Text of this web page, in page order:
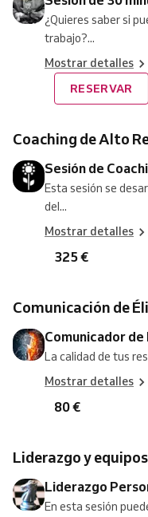
¿Quieres saber si
trabajo?...
Mostrar detalles
RESERVAR
Coaching de Alto
Sesión de
Esta sesión se
del...
Mostrar detalles
325 €
Comunicación de
Comunicador de
La calidad de tus
Mostrar detalles
80 €
Liderazgo y equipos
Liderazgo
En esta sesión